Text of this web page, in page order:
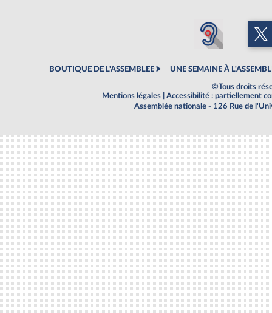
BOUTIQUE DE L'ASSEMBLEE UNE SEMAINE À
©Tous droits
Mentions légales
Accessibilité : partiellement
Assemblée nationale - 126 Rue de